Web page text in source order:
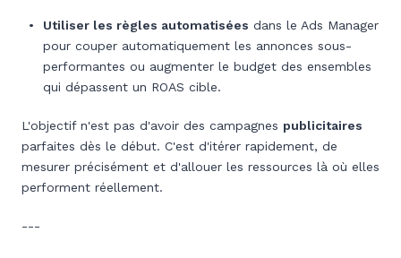
Utiliser les règles automatisées dans le Ads Manager
pour couper automatiquement les annonces sous-
performantes ou augmenter le budget des ensembles
qui dépassent un ROAS cible.
L'objectif n'est pas d'avoir des campagnes publicitaires
parfaites dès le début. C'est d'itérer rapidement, de
mesurer précisément et d'allouer les ressources là où elles
performent réellement.
---